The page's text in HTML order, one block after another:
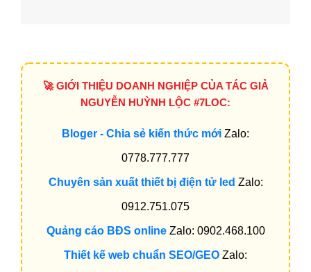
🚀 GIỚI THIỆU DOANH NGHIỆP CỦA TÁC GIẢ
NGUYỄN HUỲNH LỘC #7LOC:
Bloger - Chia sẻ kiến thức mới Zalo:
0778.777.777
Chuyên sản xuất thiết bị điện tử led Zalo:
0912.751.075
Quảng cáo BĐS onlineZalo: 0902.468.100
Thiết kế web chuẩn SEO/GEO Zalo: